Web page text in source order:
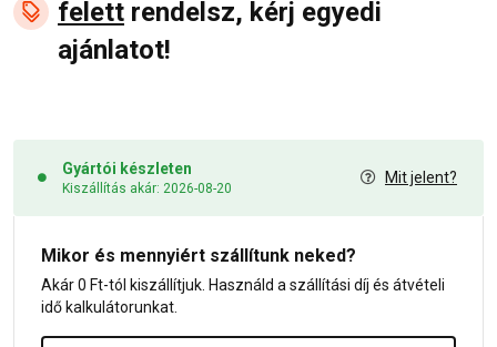
felett rendelsz, kérj egyedi
ajánlatot!
Gyártói készleten
Kiszállítás akár: 2026-08-20
Mit jelent?
Mikor és mennyiért szállítunk neked?
Akár 0 Ft-tól kiszállítjuk. Használd a szállítási díj és átvételi
idő kalkulátorunkat.